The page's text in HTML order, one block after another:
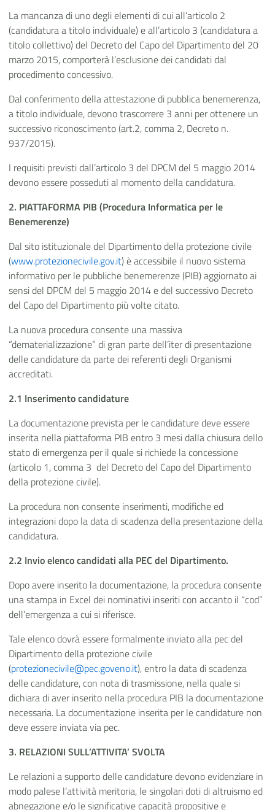
La mancanza di uno degli elementi di cui all’articolo 2
(candidatura a titolo individuale) e all’articolo 3 (candidatura a
titolo collettivo) del Decreto del Capo del Dipartimento del 20
marzo 2015, comporterà l’esclusione dei candidati dal
procedimento concessivo.
Dal conferimento della attestazione di pubblica benemerenza,
a titolo individuale, devono trascorrere 3 anni per ottenere un
successivo riconoscimento (art.2, comma 2, Decreto n.
937/2015).
I requisiti previsti dall’articolo 3 del DPCM del 5 maggio 2014
devono essere posseduti al momento della candidatura.
2. PIATTAFORMA PIB (Procedura Informatica per le
Benemerenze)
Dal sito istituzionale del Dipartimento della protezione civile
(www.protezionecivile.gov.it) è accessibile il nuovo sistema
informativo per le pubbliche benemerenze (PIB) aggiornato ai
sensi del DPCM del 5 maggio 2014 e del successivo Decreto
del Capo del Dipartimento più volte citato.
La nuova procedura consente una massiva
“dematerializzazione” di gran parte dell’iter di presentazione
delle candidature da parte dei referenti degli Organismi
accreditati.
2.1 Inserimento candidature
La documentazione prevista per le candidature deve essere
inserita nella piattaforma PIB entro 3 mesi dalla chiusura dello
stato di emergenza per il quale si richiede la concessione
(articolo 1, comma 3 del Decreto del Capo del Dipartimento
della protezione civile).
La procedura non consente inserimenti, modifiche ed
integrazioni dopo la data di scadenza della presentazione della
candidatura.
2.2 Invio elenco candidati alla PEC del Dipartimento.
Dopo avere inserito la documentazione, la procedura consente
una stampa in Excel dei nominativi inseriti con accanto il “cod”
dell’emergenza a cui si riferisce.
Tale elenco dovrà essere formalmente inviato alla pec del
Dipartimento della protezione civile
(protezionecivile@pec.goveno.it), entro la data di scadenza
delle candidature, con nota di trasmissione, nella quale si
dichiara di aver inserito nella procedura PIB la documentazione
necessaria. La documentazione inserita per le candidature non
deve essere inviata via pec.
3. RELAZIONI SULL’ATTIVITA’ SVOLTA
Le relazioni a supporto delle candidature devono evidenziare in
modo palese l’attività meritoria, le singolari doti di altruismo ed
abnegazione e/o le significative capacità propositive e